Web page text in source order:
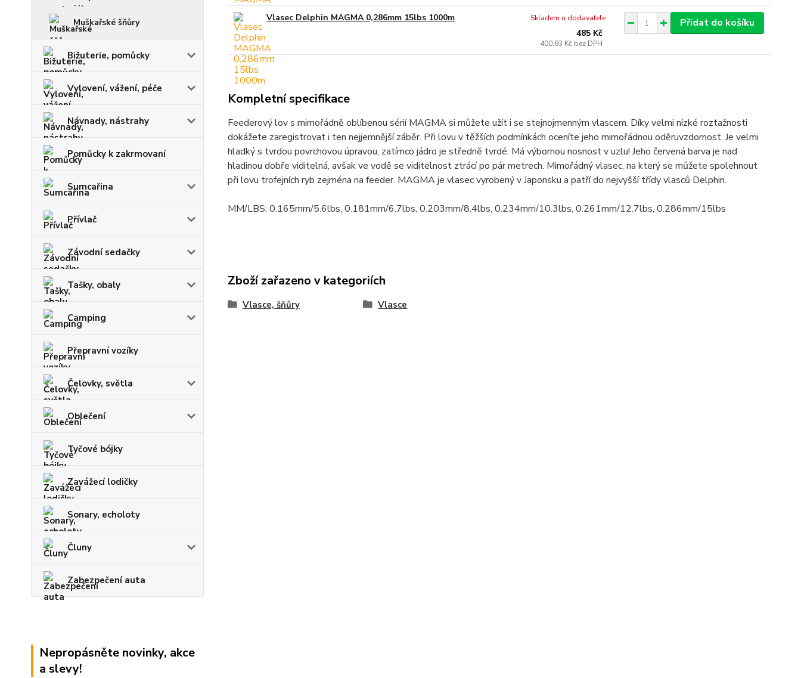
Muškařské šňůry
Bižuterie, pomůcky
Vylovení, vážení, péče
Návnady, nástrahy
Pomůcky k zakrmovaní
Sumcařina
Přívlač
Závodní sedačky
Tašky, obaly
Camping
Přepravní vozíky
Čelovky, světla
Oblečení
Tyčové bójky
Zavážecí lodičky
Sonary, echoloty
Čluny
Zabezpečení auta
Nepropásněte novinky, akce
a slevy!
Vlasec Delphin MAGMA 0,286mm 15lbs 1000m
485 Kč
400,83 Kč bez DPH
Skladem u dodavatele Přidat do košíku
Kompletní specifikace
Feederový lov s mimořádně oblíbenou sérií MAGMA si můžete užít i se stejnojmenným vlascem. Díky velmi nízké roztažnosti
dokážete zaregistrovat i ten nejjemnější záběr. Při lovu v těžších podmínkách oceníte jeho mimořádnou oděruvzdornost. Je velmi
hladký s tvrdou povrchovou úpravou, zatímco jádro je středně tvrdé. Má výbornou nosnost v uzlu! Jeho červená barva je nad
hladinou dobře viditelná, avšak ve vodě se viditelnost ztrácí po pár metrech. Mimořádný vlasec, na který se můžete spolehnout
při lovu trofejních ryb zejména na feeder. MAGMA je vlasec vyrobený v Japonsku a patří do nejvyšší třídy vlasců Delphin.
MM/LBS: 0.165mm/5.6lbs, 0.181mm/6.7lbs, 0.203mm/8.4lbs, 0.234mm/10.3lbs, 0.261mm/12.7lbs, 0.286mm/15lbs
Zboží zařazeno v kategoriích
Vlasce, šňůry Vlasce